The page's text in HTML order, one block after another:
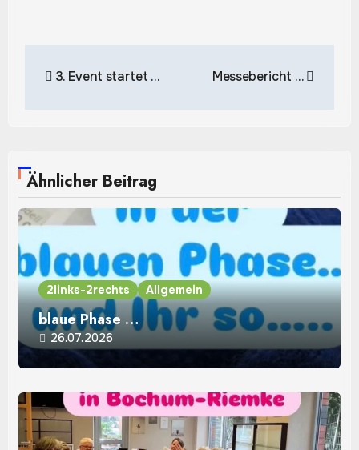
3. Event startet … Messebericht …
Ähnlicher Beitrag
2links-2rechts Allgemein
blaue Phase …
26.07.2026